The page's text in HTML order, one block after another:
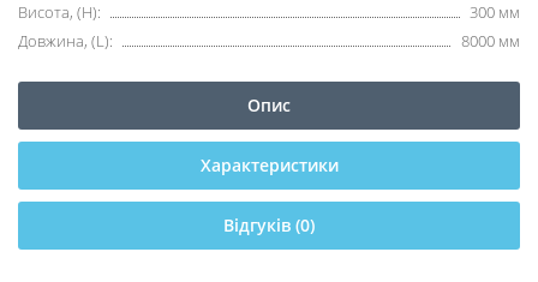
Висота, (H):
300 мм
Довжина, (L):
8000 мм
Опис
Характеристики
Відгуків (0)